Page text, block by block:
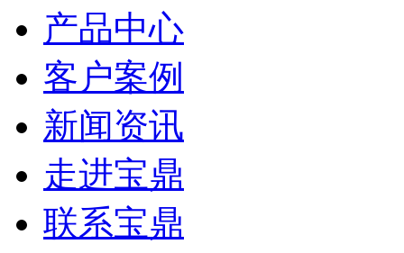
产品中心
客户案例
新闻资讯
走进宝鼎
联系宝鼎